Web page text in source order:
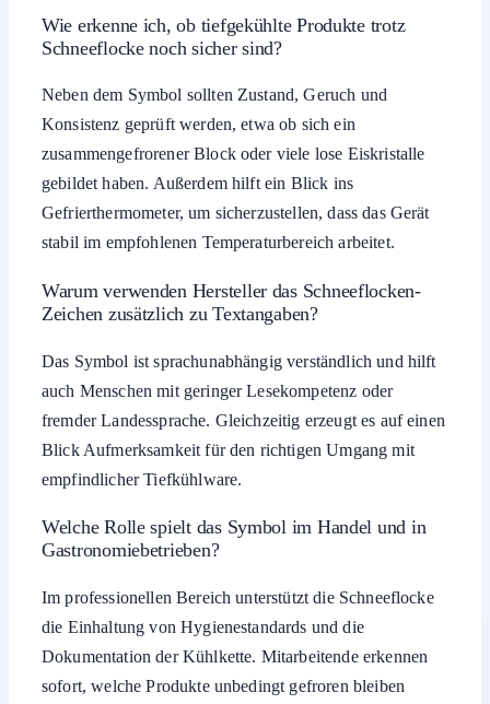
Wie erkenne ich, ob tiefgekühlte Produkte trotz
Schneeflocke noch sicher sind?
Neben dem Symbol sollten Zustand, Geruch und
Konsistenz geprüft werden, etwa ob sich ein
zusammengefrorener Block oder viele lose Eiskristalle
gebildet haben. Außerdem hilft ein Blick ins
Gefrierthermometer, um sicherzustellen, dass das Gerät
stabil im empfohlenen Temperaturbereich arbeitet.
Warum verwenden Hersteller das Schneeflocken-
Zeichen zusätzlich zu Textangaben?
Das Symbol ist sprachunabhängig verständlich und hilft
auch Menschen mit geringer Lesekompetenz oder
fremder Landessprache. Gleichzeitig erzeugt es auf einen
Blick Aufmerksamkeit für den richtigen Umgang mit
empfindlicher Tiefkühlware.
Welche Rolle spielt das Symbol im Handel und in
Gastronomiebetrieben?
Im professionellen Bereich unterstützt die Schneeflocke
die Einhaltung von Hygienestandards und die
Dokumentation der Kühlkette. Mitarbeitende erkennen
sofort, welche Produkte unbedingt gefroren bleiben